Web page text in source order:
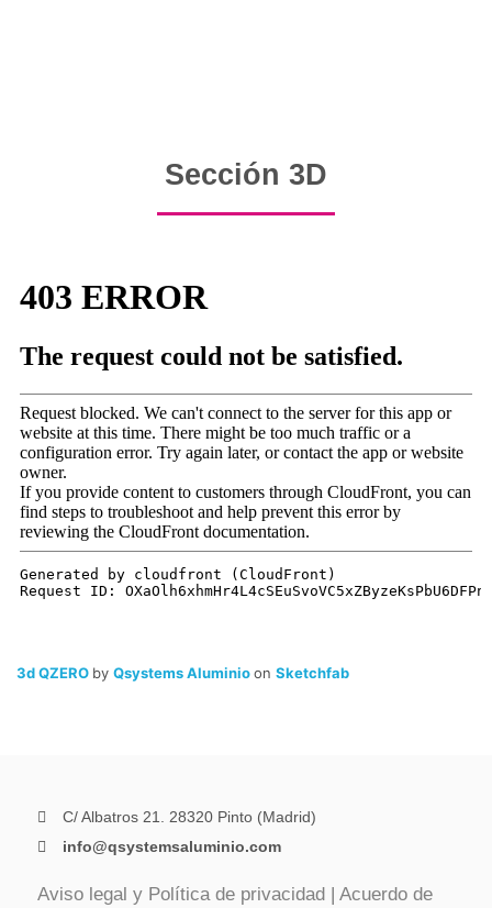
Sección 3D
3d QZERO by Qsystems Aluminioon Sketchfab
C/ Albatros 21. 28320 Pinto (Madrid)
info@qsystemsaluminio.com
Aviso legal y Política de privacidad Acuerdo de